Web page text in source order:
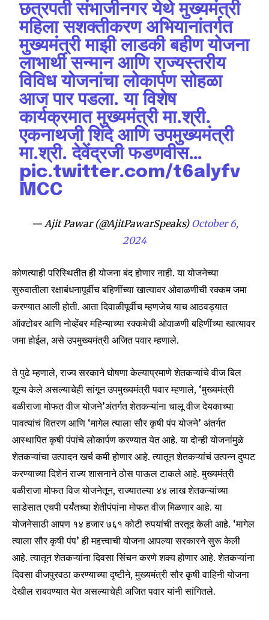
Join our community of
SUBSCRIBERS and be part of the
To subscribe, simply enter your email address on our website
or click the subscribe button below. Don't worry, we respect
your privacy and won't spam your inbox. Your information is
safe with us.
SUBSCRIBE
I've read and accept thePrivacy Policy.
6,300
Fans
32,111
Followers
75
Followers
छत्रपती संभाजीनगर येथे मुख्यमंत्री
महिला सशक्तीकरण अभियानांतर्गत
मुख्यमंत्री माझी लाडकी बहीण योजना
लाभार्थी सन्मान आणि राज्यस्तरीय
विविध योजनांचा लोकार्पण सोहळा
आज पार पडला. या विशेष
कार्यक्रमात मुख्यमंत्री मा.श्री.
एकनाथजी शिंदे आणि उपमुख्यमंत्री
मा.श्री. देवेंद्रजी फडणवीस…
pic.twitter.com/t6alyfv
MCC
— Ajit Pawar (@AjitPawarSpeaks) October 6,
2024
कोणत्याही परिस्थितीत ही योजना बंद होणार नाही. या योजनेच्या
सुरुवातीला रक्षाबंधनापूर्वीच बहिणींच्या खात्यावर ओवाळणीची रक्कम जमा
करण्यात आली होती. आता दिवाळीपूर्वीच म्हणजेच याच आठवड्यात
ऑक्टोबर आणि नोव्हेंबर महिन्याच्या रक्कमेची ओवाळणी बहिणींच्या खात्यावर
जमा होईल, असे उपमुख्यमंत्री अजित पवार म्हणाले.
ते पुढे म्हणाले, राज्य सरकाने घोषणा केल्याप्रमाणे शेतकऱ्यांचे वीज बिल
शून्य केले असल्याचेही सांगून उपमुख्यमंत्री पवार म्हणाले, ‘मुख्यमंत्री
बळीराजा मोफत वीज योजने’अंतर्गत शेतकऱ्यांना चालू वीज देयकाच्या
पावत्यांचं वितरण आणि ‘मागेल त्याला सौर कृषी पंप योजने’ अंतर्गत
आस्थापित कृषी पंपांचे लोकार्पण करण्यात येत आहे. या दोन्ही योजनांमुळे
शेतकऱ्यांचा उत्पादन खर्च कमी होणार आहे. त्यातून शेतकऱ्यांचं उत्पन्न दुप्पट
करण्याच्या दिशेनं राज्य शासनाने ठोस पाऊल टाकले आहे. मुख्यमंत्री
बळीराजा मोफत विज योजनेतून, राज्यातल्या ४४ लाख शेतकऱ्यांच्या
साडेसात एचपी पर्यंतच्या शेतीपंपांना मोफत वीज मिळणार आहे. या
योजनेसाठी आपण १४ हजार ७६१ कोटी रुपयांची तरतूद केली आहे. ‘मागेल
त्याला सौर कृषी पंप’ ही महत्त्वाची योजना आपल्या सरकारने सुरू केली
आहे. त्यातून शेतकऱ्यांना दिवसा सिंचन करणे शक्य होणार आहे. शेतकऱ्यांना
दिवसा वीजपुरवठा करण्याच्या दृष्टीने, मुख्यमंत्री सौर कृषी वाहिनी योजना
देखील राबवण्यात येत असल्याचेही अजित पवार यांनी सांगितले.